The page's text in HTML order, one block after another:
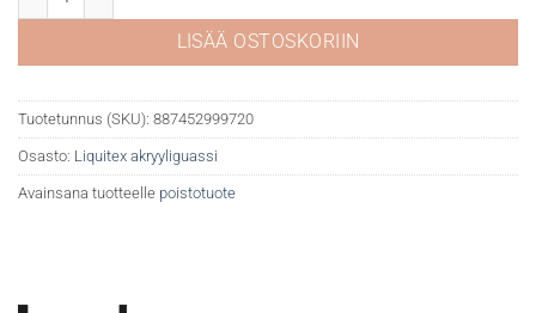
LISÄÄ OSTOSKORIIN
Tuotetunnus (SKU): 887452999720
Osasto: Liquitex akryyliguassi
Avainsana tuotteelle poistotuote